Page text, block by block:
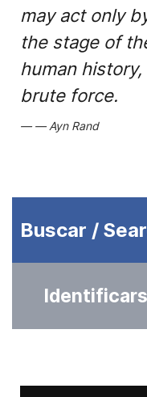
may act only
the stage of
human
brute force.
Ayn Rand
Buscar /